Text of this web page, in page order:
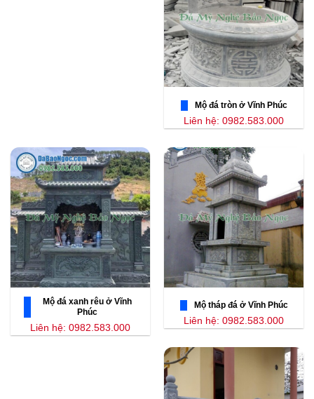
Mộ đá tròn ở Vĩnh Phúc
Liên hệ: 0982.583.000
Mộ đá xanh rêu ở Vĩnh
Phúc
Liên hệ: 0982.583.000
Mộ tháp đá ở Vĩnh Phúc
Liên hệ: 0982.583.000